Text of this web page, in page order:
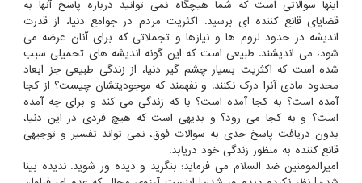
اینها سوالاتی است که شما هیچگاه نمی توانید درباره پاسخ آنها به
قضایای قانع کننده ای برسید. اکثریت مردم در جوامع دنیا، از قدرت
اندیشه در حدود لزوم ها و نیازها و تجملاتی که برای آنان عرضه می
شود، می اندیشند. طبیعی است که این گونه اندیشه های تحمیلی سبب
شده است که اکثریت بسیار چشم گیر دنیا، از زندگی طبیعی جز ابعاد
محدود مادی آنرا درک نکنند. و نفهمند که موجودیتشان چیست؟ از کجا
آمده است؟ به کجا آمده است؟ با که زندگی می کند و برای چه آمده
است؟ و به کجا می رود؟ و بدیهی است که هیچ فردی در این دنیا،
بدون دریافت پاسخ جدی به سوالات فوق، نمی تواند تفسیر و توجیهی
قانع کننده به منظور زندگی خود دریابد.
امیرالمومنین ضد السلام می فرماید: بنگرید و دیده ور شوید. ندیده بینا